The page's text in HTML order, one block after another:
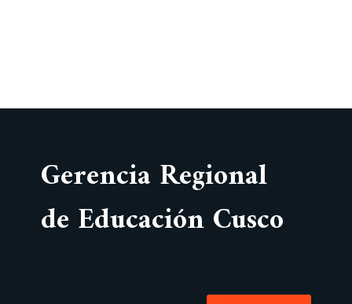
Gerencia Regional
de Educación Cusco